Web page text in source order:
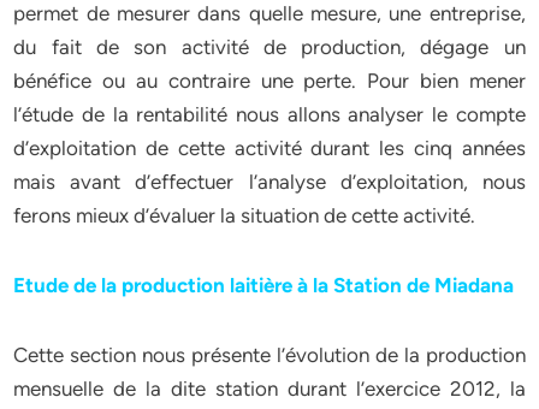
permet de mesurer dans quelle mesure, une entreprise,
du fait de son activité de production, dégage un
bénéfice ou au contraire une perte. Pour bien mener
l’étude de la rentabilité nous allons analyser le compte
d’exploitation de cette activité durant les cinq années
mais avant d’effectuer l’analyse d’exploitation, nous
ferons mieux d’évaluer la situation de cette activité.
Etude de la production laitière à la Station de Miadana
Cette section nous présente l’évolution de la production
mensuelle de la dite station durant l’exercice 2012, la